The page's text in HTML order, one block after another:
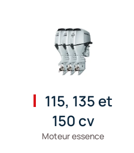
115, 135 et
150 cv
Moteur essence